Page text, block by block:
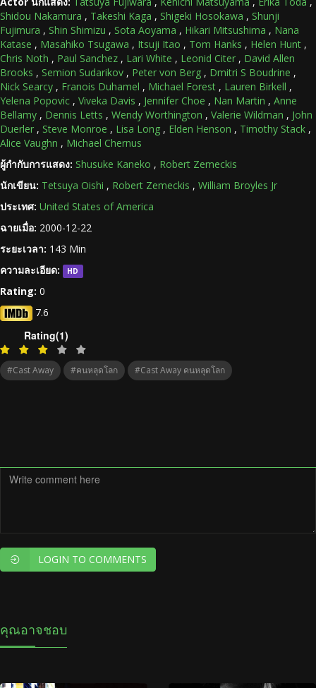
Shidou Nakamura , Takeshi Kaga , Shigeki Hosokawa , Shunji
Fujimura , Shin Shimizu , Sota Aoyama , Hikari Mitsushima , Nana
Katase , Masahiko Tsugawa , Itsuji Itao , Tom Hanks , Helen Hunt ,
Chris Noth , Paul Sanchez , Lari White , Leonid Citer , David Allen
Brooks , Semion Sudarikov , Peter von Berg , Dmitri S Boudrine ,
Nick Searcy , Franois Duhamel , Michael Forest , Lauren Birkell ,
Yelena Popovic , Viveka Davis , Jennifer Choe , Nan Martin , Anne
Bellamy , Dennis Letts , Wendy Worthington , Valerie Wildman , John
Duerler , Steve Monroe , Lisa Long , Elden Henson , Timothy Stack ,
Alice Vaughn , Michael Chernus
ผู้กำกับการแสดง: Shusuke Kaneko , Robert Zemeckis
นักเขียน: Tetsuya Oishi , Robert Zemeckis , William Broyles Jr
ประเทศ: United States of America
ฉายเมื่อ: 2000-12-22
ระยะเวลา: 143 Min
ความละเอียด:
HD
Rating: 0
7.6
Rating(1)
#Cast Away #คนหลุดโลก #Cast Away คนหลุดโลก
LOGIN TO COMMENTS
คุณอาจชอบ